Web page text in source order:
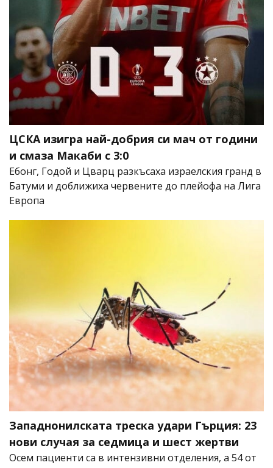
ЦСКА изигра най-добрия си мач от години
и смаза Макаби с 3:0
Ебонг, Годой и Цварц разкъсаха израелския гранд в
Батуми и доближиха червените до плейофа на Лига
Европа
Западнонилската треска удари Гърция: 23
нови случая за седмица и шест жертви
Осем пациенти са в интензивни отделения, а 54 от